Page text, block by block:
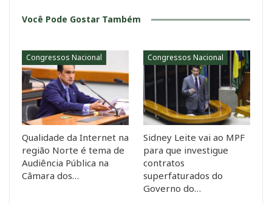
Você Pode Gostar Também
Congressos Nacional
Qualidade da Internet na
região Norte é tema de
Audiência Pública na
Câmara dos…
Congressos Nacional
Sidney Leite vai ao MPF
para que investigue
contratos
superfaturados do
Governo do…